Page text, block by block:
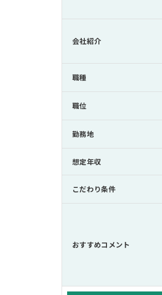
会社紹介
職種
職位
勤務地
想定年収
こだわり条件
おすすめコメント